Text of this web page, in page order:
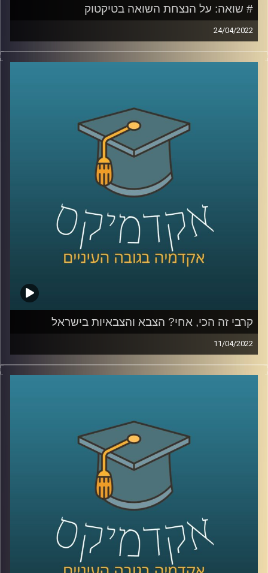
# שואה: על הנצחת השואה בטיקטוק
24/04/2022
סרטונים בטיקטוק בהם נערות מחופשות לקורבנות שואה או
תמונות זוועה ממחנות ריכוז והשמדה המלוות בשיר פופ קיצבי
הספר סמי עופר לתקשורת באוניברסיטת רייכמן ובמחלקה
לתקשורת באוניברסיטה העברית.
אז איך מנציחים את השואה בטיקטוק ולמה זה לא בהכרח דבר
שלילי להשתמש בפלטפורמה הזאת להנצחת השואה. האזינו
לשיחה שקיימתי עם תום דיבון.
קרדיט תמונות:
AudioVersity
קרבי זה הכי, אחי? הצבא והצבאיות בישראל
11/04/2022
האם עדיין "קרבי זה הכי אחי" או שמא "הטובים לסייבר? וגם,
מה העתיד של מודל צבא העם?
לשיחה על יחסי הצבא והתקשורת הישראלית –
לשיחה על היצג צה"ל בקולנוע וסדרות – לחצו כאן
AudioVersity